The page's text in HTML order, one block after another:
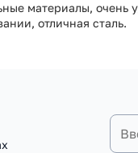
материалы, очень
отличная сталь.